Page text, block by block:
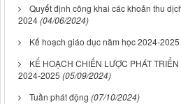
Quyết định công khai các khoản thu
2024(04/06/2024)
Kế hoạch giáo dục năm học 2024-2025
KẾ HOẠCH CHIẾN LƯỢC PHÁT
2024-2025 (05/09/2024)
Tuần phát động (07/10/2024)